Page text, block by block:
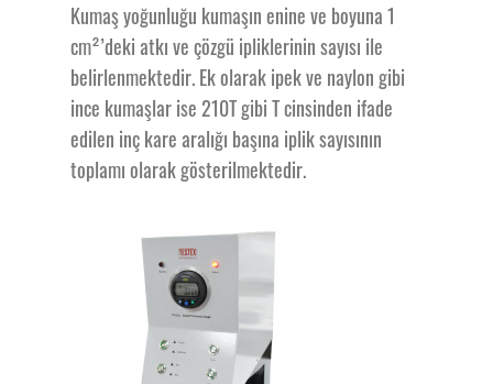
Kumaş yoğunluğu kumaşın enine ve boyuna 1
cm²’deki atkı ve çözgü ipliklerinin sayısı ile
belirlenmektedir. Ek olarak ipek ve naylon gibi
ince kumaşlar ise 210T gibi T cinsinden ifade
edilen inç kare aralığı başına iplik sayısının
toplamı olarak gösterilmektedir.